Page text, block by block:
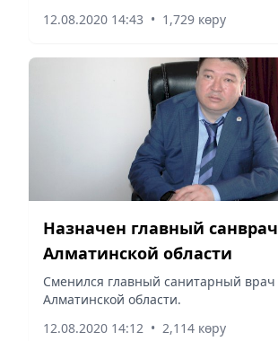
12.08.2020 14:43 • 1,729 көру
Назначен главный санврач
Алматинской области
Сменился главный санитарный врач
Алматинской области.
12.08.2020 14:12 • 2,114 көру